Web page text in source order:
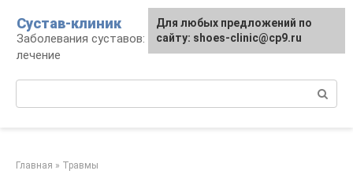
контенту
Сустав-клиник
Заболевания суставов: профилактика и
лечение
Главная » Травмы
Для любых предложений по
сайту: shoes-clinic@cp9.ru